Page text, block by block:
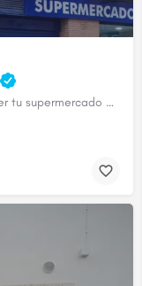
Déjate cuidar por La Despensa. Pasará a ser tu supermercado de confianza.